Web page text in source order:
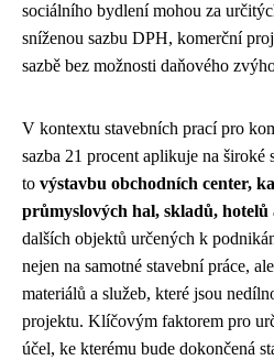
sociálního bydlení mohou za
sníženou sazbu DPH, komerční
sazbě bez možnosti daňového
V kontextu stavebních prací pro
sazba 21 procent aplikuje na
to výstavbu obchodních center,
průmyslových hal, skladů, hotelů
dalších objektů určených k
nejen na samotné stavební práce,
materiálů a služeb, které jsou
projektu. Klíčovým faktorem pro
účel, ke kterému bude dokončená